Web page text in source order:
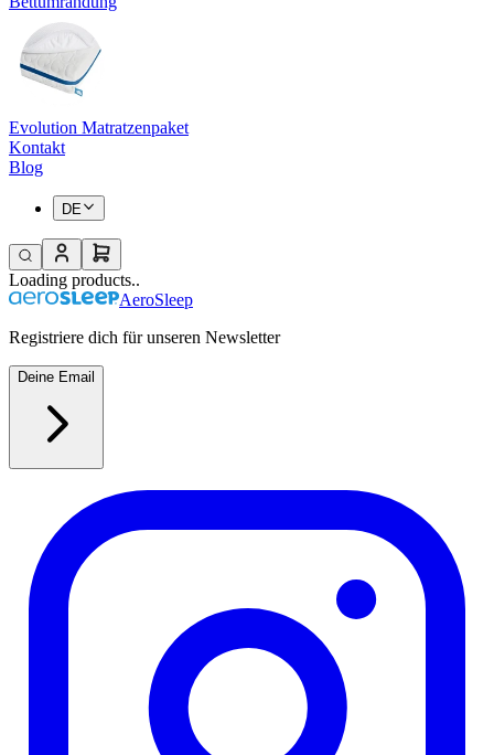
Evolution Matratzenpaket
Kontakt
Blog
DE
Loading products..
AeroSleep
Registriere dich für unseren Newsletter
Deine Email